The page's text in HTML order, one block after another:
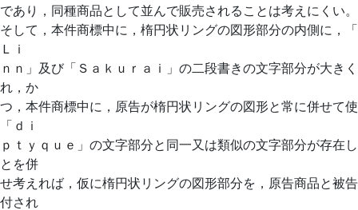
であり，同種商品として並んで販売されることは考えにくい。
そして，本件商標中に，楕円状リングの図形部分の内側に，
Ｌｉ
ｎｎ」及び「Ｓａｋｕｒａｉ」の二段書きの文字部分が大き
れ，か
つ，本件商標中に，原告が楕円状リングの図形と常に併せて
「ｄｉ
ｐｔｙｑｕｅ」の文字部分と同一又は類似の文字部分が存在
とを併
せ考えれば，仮に楕円状リングの図形部分を，原告商品と被
付され